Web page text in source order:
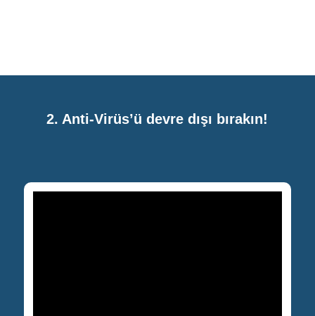
2. Anti-Virüs’ü devre dışı bırakın!